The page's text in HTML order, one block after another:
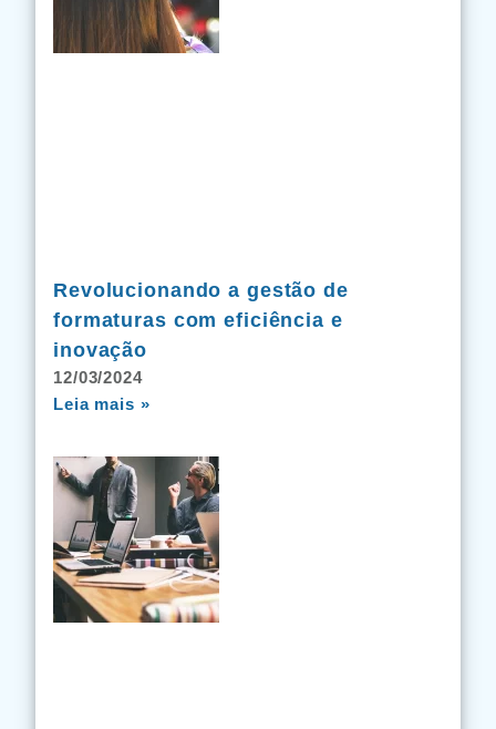
Revolucionando a gestão de
formaturas com eficiência e
inovação
12/03/2024
Leia mais »